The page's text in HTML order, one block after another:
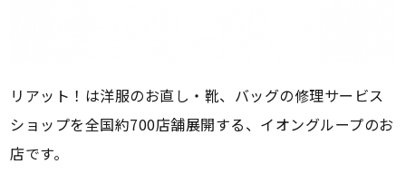
リアット！は洋服のお直し・靴、バッグの修理サービス
ショップを全国約700店舗展開する、イオングループのお
店です。